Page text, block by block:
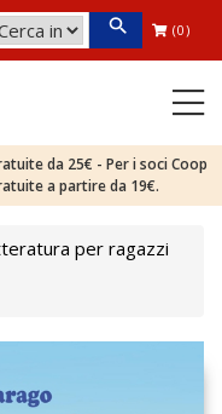
(0)
da 25€ - Per i soci Coop
a partire da 19€.
per ragazzi